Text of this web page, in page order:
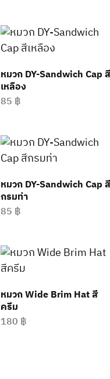
หมวก DY-Sandwich Cap สี
เหลือง
85 ฿
หมวก DY-Sandwich Cap สี
กรมท่า
85 ฿
หมวก Wide Brim Hat สี
ครีม
180 ฿